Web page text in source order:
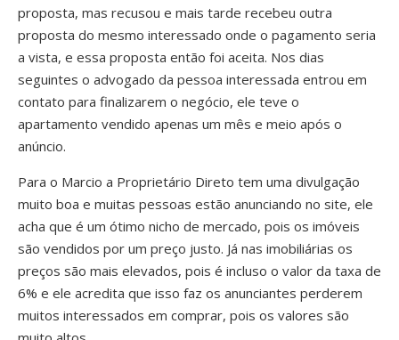
proposta, mas recusou e mais tarde recebeu outra
proposta do mesmo interessado onde o pagamento seria
a vista, e essa proposta então foi aceita. Nos dias
seguintes o advogado da pessoa interessada entrou em
contato para finalizarem o negócio, ele teve o
apartamento vendido apenas um mês e meio após o
anúncio.
Para o Marcio a Proprietário Direto tem uma divulgação
muito boa e muitas pessoas estão anunciando no site, ele
acha que é um ótimo nicho de mercado, pois os imóveis
são vendidos por um preço justo. Já nas imobiliárias os
preços são mais elevados, pois é incluso o valor da taxa de
6% e ele acredita que isso faz os anunciantes perderem
muitos interessados em comprar, pois os valores são